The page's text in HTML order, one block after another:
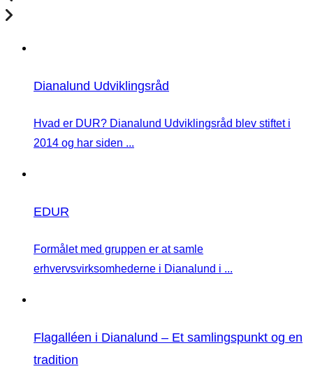
Dianalund Udviklingsråd
Hvad er DUR? Dianalund Udviklingsråd blev stiftet i
2014 og har siden ...
EDUR
Formålet med gruppen er at samle
erhvervsvirksomhederne i Dianalund i ...
Flagalléen i Dianalund – Et samlingspunkt og en
tradition